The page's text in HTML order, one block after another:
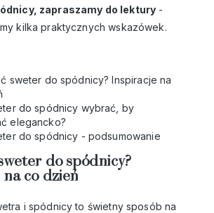
zapraszamy do lektury -
kilka praktycznych wskazówek.
sweter do spódnicy? Inspiracje na
do spódnicy wybrać, by
elegancko?
do spódnicy - podsumowanie
do spódnicy?
co dzień
i spódnicy to świetny sposób na